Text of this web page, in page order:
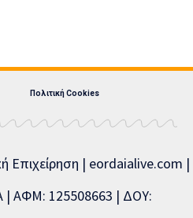
Πολιτική Cookies
Επιχείρηση | eordaialive.com |
ΑΦΜ: 125508663 | ΔΟΥ: